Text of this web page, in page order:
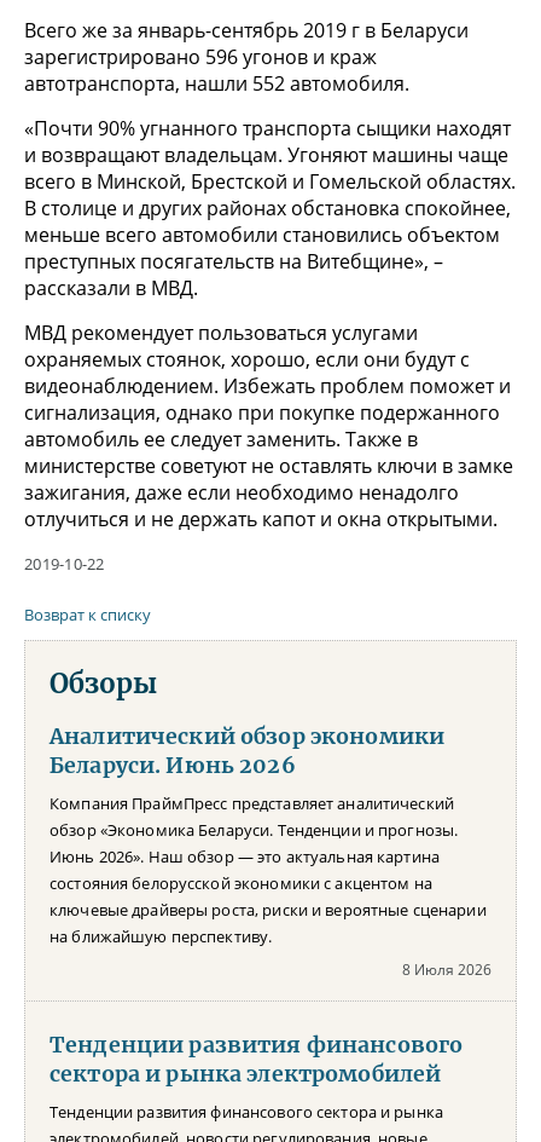
Всего же за январь-сентябрь 2019 г в Беларуси
зарегистрировано 596 угонов и краж
автотранспорта, нашли 552 автомобиля.
«Почти 90% угнанного транспорта сыщики находят
и возвращают владельцам. Угоняют машины чаще
всего в Минской, Брестской и Гомельской областях.
В столице и других районах обстановка спокойнее,
меньше всего автомобили становились объектом
преступных посягательств на Витебщине», –
рассказали в МВД.
МВД рекомендует пользоваться услугами
охраняемых стоянок, хорошо, если они будут с
видеонаблюдением. Избежать проблем поможет и
сигнализация, однако при покупке подержанного
автомобиль ее следует заменить. Также в
министерстве советуют не оставлять ключи в замке
зажигания, даже если необходимо ненадолго
отлучиться и не держать капот и окна открытыми.
2019-10-22
Возврат к списку
Обзоры
Аналитический обзор экономики
Беларуси. Июнь 2026
Компания ПраймПресс представляет аналитический
обзор «Экономика Беларуси. Тенденции и прогнозы.
Июнь 2026». Наш обзор — это актуальная картина
состояния белорусской экономики с акцентом на
ключевые драйверы роста, риски и вероятные сценарии
на ближайшую перспективу.
8 Июля 2026
Тенденции развития финансового
сектора и рынка электромобилей
Тенденции развития финансового сектора и рынка